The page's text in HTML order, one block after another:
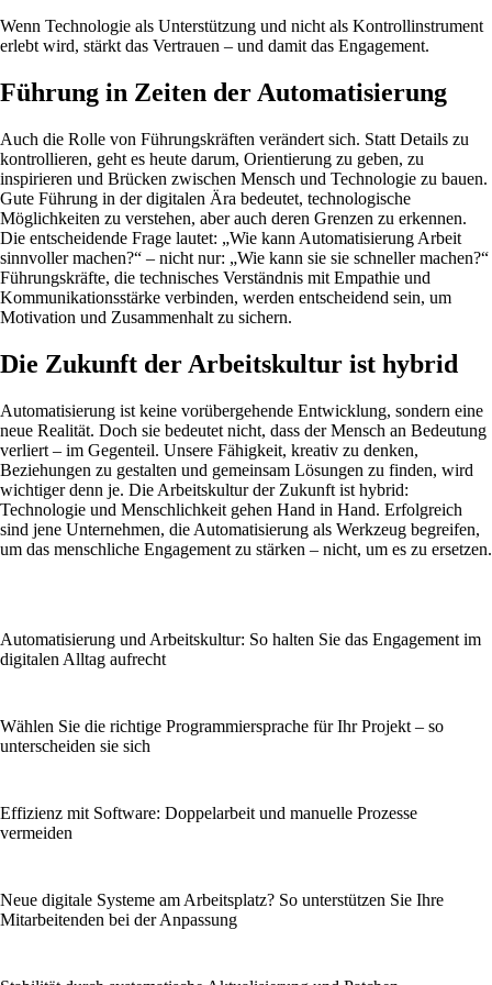
Wenn Technologie als Unterstützung und nicht als Kontrollinstrument
erlebt wird, stärkt das Vertrauen – und damit das Engagement.
Führung in Zeiten der Automatisierung
Auch die Rolle von Führungskräften verändert sich. Statt Details zu
kontrollieren, geht es heute darum, Orientierung zu geben, zu
inspirieren und Brücken zwischen Mensch und Technologie zu bauen.
Gute Führung in der digitalen Ära bedeutet, technologische
Möglichkeiten zu verstehen, aber auch deren Grenzen zu erkennen.
Die entscheidende Frage lautet: „Wie kann Automatisierung Arbeit
sinnvoller machen?“ – nicht nur: „Wie kann sie sie schneller machen?“
Führungskräfte, die technisches Verständnis mit Empathie und
Kommunikationsstärke verbinden, werden entscheidend sein, um
Motivation und Zusammenhalt zu sichern.
Die Zukunft der Arbeitskultur ist hybrid
Automatisierung ist keine vorübergehende Entwicklung, sondern eine
neue Realität. Doch sie bedeutet nicht, dass der Mensch an Bedeutung
verliert – im Gegenteil. Unsere Fähigkeit, kreativ zu denken,
Beziehungen zu gestalten und gemeinsam Lösungen zu finden, wird
wichtiger denn je. Die Arbeitskultur der Zukunft ist hybrid:
Technologie und Menschlichkeit gehen Hand in Hand. Erfolgreich
sind jene Unternehmen, die Automatisierung als Werkzeug begreifen,
um das menschliche Engagement zu stärken – nicht, um es zu ersetzen.
Automatisierung und Arbeitskultur: So halten Sie das Engagement im
digitalen Alltag aufrecht
Wählen Sie die richtige Programmiersprache für Ihr Projekt – so
unterscheiden sie sich
Effizienz mit Software: Doppelarbeit und manuelle Prozesse
vermeiden
Neue digitale Systeme am Arbeitsplatz? So unterstützen Sie Ihre
Mitarbeitenden bei der Anpassung